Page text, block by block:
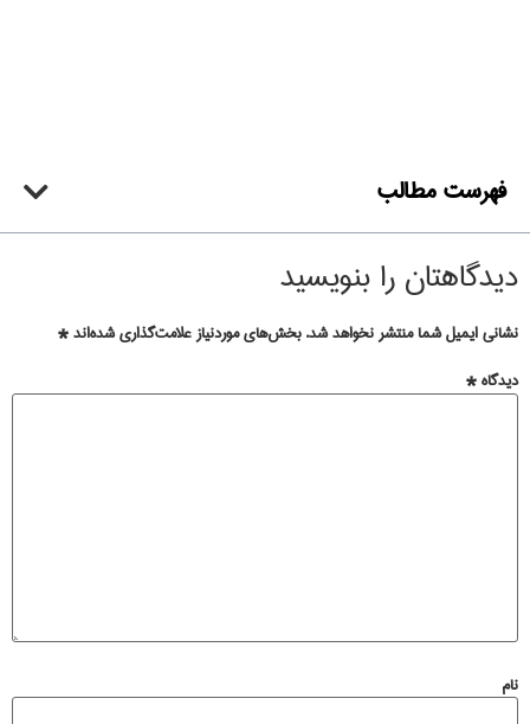
فهرست مطالب
دیدگاهتان را بنویسید
نشانی ایمیل شما منتشر نخواهد شد. بخش‌های موردنیاز علامت‌گذاری شده‌اند*
دیدگاه*
نام